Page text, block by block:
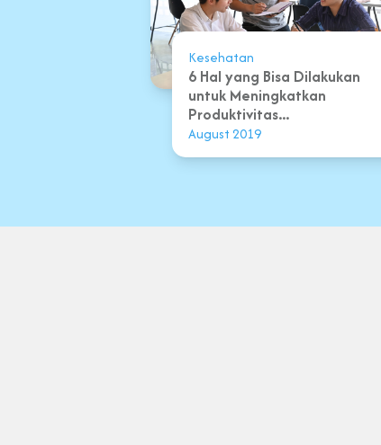
Kesehatan
6 Hal yang Bisa Dilakukan
untuk Meningkatkan
Produktivitas...
August 2019